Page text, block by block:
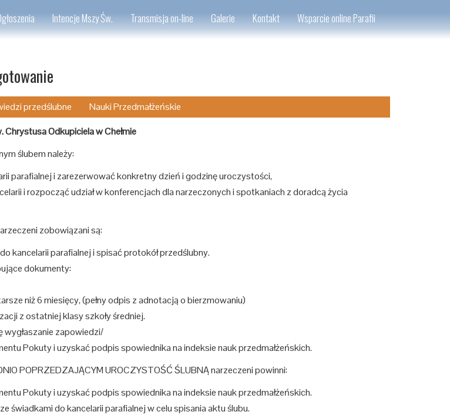
Intencje Mszy Św. Transmisja on-line Galerie Kontakt Wsparcie online Parafii
przedślubne
Nauki Przedmałżeńskie
Odkupiciela w Chełmie
ślubem należy:
parafialnej i zarezerwować konkretny dzień i godzinę uroczystości,
i rozpocząć udział w konferencjach dla narzeczonych i spotkaniach z doradcą życia
zobowiązani są:
kancelarii parafialnej i spisać protokół przedślubny.
dokumenty:
niż 6 miesięcy, (pełny odpis z adnotacją o bierzmowaniu)
z ostatniej klasy szkoły średniej.
zapowiedzi/
Pokuty i uzyskać podpis spowiednika na indeksie nauk przedmałżeńskich.
POPRZEDZAJĄCYM UROCZYSTOŚĆ ŚLUBNĄ narzeczeni powinni:
Pokuty i uzyskać podpis spowiednika na indeksie nauk przedmałżeńskich.
świadkami do kancelarii parafialnej w celu spisania aktu ślubu.